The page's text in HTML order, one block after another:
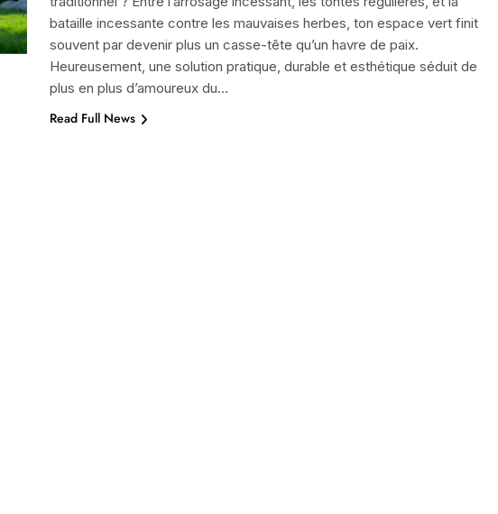
bataille incessante contre les mauvaises herbes, ton espace vert finit
souvent par devenir plus un casse-tête qu’un havre de paix.
Heureusement, une solution pratique, durable et esthétique séduit de
plus en plus d’amoureux du…
Read Full News